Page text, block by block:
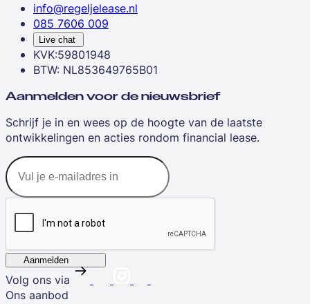
info@regeljelease.nl
085 7606 009
Live chat
KVK:59801948
BTW: NL853649765B01
Aanmelden voor de nieuwsbrief
Schrijf je in en wees op de hoogte van de laatste
ontwikkelingen en acties rondom financial lease.
Aanmelden
Volg ons via
Ons aanbod